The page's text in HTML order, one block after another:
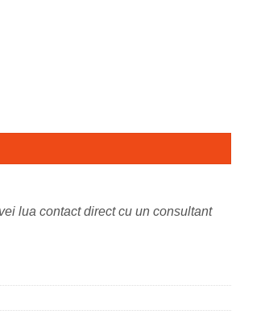
lua contact direct cu un consultant